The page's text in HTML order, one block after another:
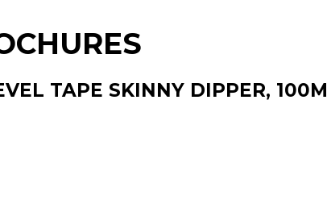
TAPE SKINNY DIPPER, 100M